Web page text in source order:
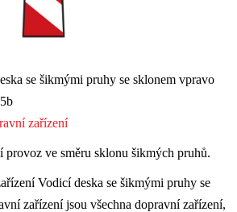
se šikmými pruhy se sklonem vpravo
zařízení
provoz ve směru sklonu šikmých pruhů.
Vodicí deska se šikmými pruhy se
zařízení jsou všechna dopravní zařízení,